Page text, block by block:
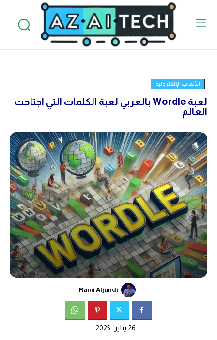
الألعاب الإلكترونية
لعبة Wordle بالعربي لعبة الكلمات التي اجتاحت
العالم
Rami Aljundi
26 يناير، 2025